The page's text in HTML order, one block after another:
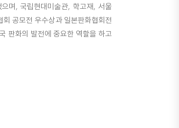
며, 국립현대미술관, 학고재, 서울
공모전 우수상과 일본판화협회전
판화의 발전에 중요한 역할을 하고